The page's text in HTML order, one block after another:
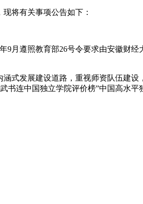
将有关事项公告如下：
月遵照教育部26号令要求由安徽财经
式发展建设道路，重视师资队伍建设
书连中国独立学院评价榜”中国高水平